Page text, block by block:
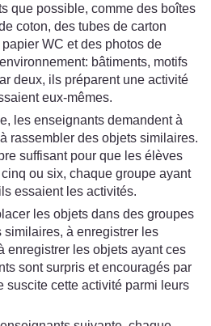
que possible, comme des boîtes
coton, des tubes de carton
WC et des photos de
bâtiments, motifs
deux, ils préparent une activité
eux-mêmes.
les enseignants demandent à
rassembler des objets similaires.
suffisant pour que les élèves
ou six, chaque groupe ayant
essaient les activités.
les objets dans des groupes
à enregistrer les
enregistrer les objets ayant ces
sont surpris et encouragés par
suscite cette activité parmi leurs